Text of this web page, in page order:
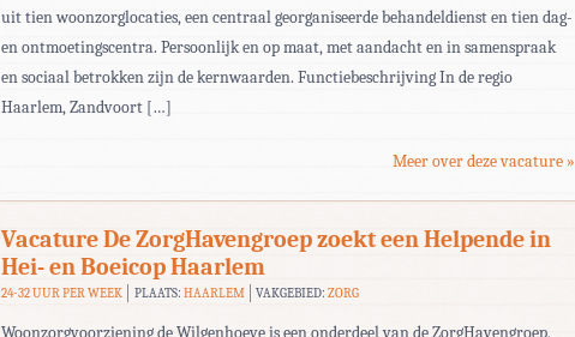
uit tien woonzorglocaties, een centraal georganiseerde behandeldienst en tien dag-
en ontmoetingscentra. Persoonlijk en op maat, met aandacht en in samenspraak
en sociaal betrokken zijn de kernwaarden. Functiebeschrijving In de regio
Haarlem, Zandvoort […]
Meer over deze vacature »
Vacature De ZorgHavengroep zoekt een Helpende in
Hei- en Boeicop Haarlem
24-32 UUR PER WEEK PLAATS: HAARLEM VAKGEBIED:ZORG
Woonzorgvoorziening de Wilgenhoeve is een onderdeel van de ZorgHavengroep,